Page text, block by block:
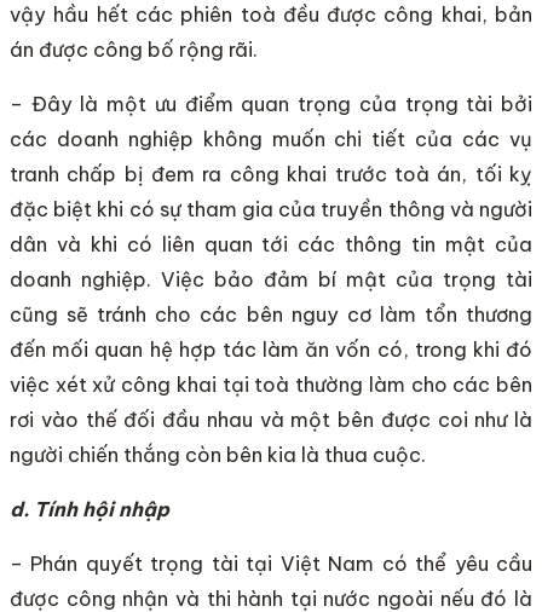
vậy hầu hết các phiên toà đều được công khai, bản
án được công bố rộng rãi.
– Đây là một ưu điểm quan trọng của trọng tài bởi
các doanh nghiệp không muốn chi tiết của các vụ
tranh chấp bị đem ra công khai trước toà án, tối kỵ
đặc biệt khi có sự tham gia của truyền thông và người
dân và khi có liên quan tới các thông tin mật của
doanh nghiệp. Việc bảo đảm bí mật của trọng tài
cũng sẽ tránh cho các bên nguy cơ làm tổn thương
đến mối quan hệ hợp tác làm ăn vốn có, trong khi đó
việc xét xử công khai tại toà thường làm cho các bên
rơi vào thế đối đầu nhau và một bên được coi như là
người chiến thắng còn bên kia là thua cuộc.
d. Tính hội nhập
– Phán quyết trọng tài tại Việt Nam có thể yêu cầu
được công nhận và thi hành tại nước ngoài nếu đó là